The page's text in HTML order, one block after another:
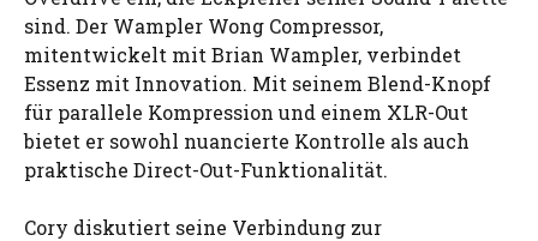
sind. Der Wampler Wong Compressor,
mitentwickelt mit Brian Wampler, verbindet
Essenz mit Innovation. Mit seinem Blend-Knopf
für parallele Kompression und einem XLR-Out
bietet er sowohl nuancierte Kontrolle als auch
praktische Direct-Out-Funktionalität.
Cory diskutiert seine Verbindung zur